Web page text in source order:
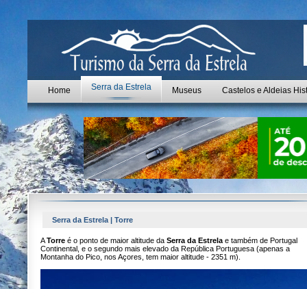
Home Serra da Estrela Museus Castelos e Aldeias
Serra da Estrela | Torre
ATorre é o ponto de maior altitude da Serra da Estrela e também de Portugal
Continental, e o segundo mais elevado da República Portuguesa (apenas a
Montanha do Pico, nos Açores, tem maior altitude - 2351 m).